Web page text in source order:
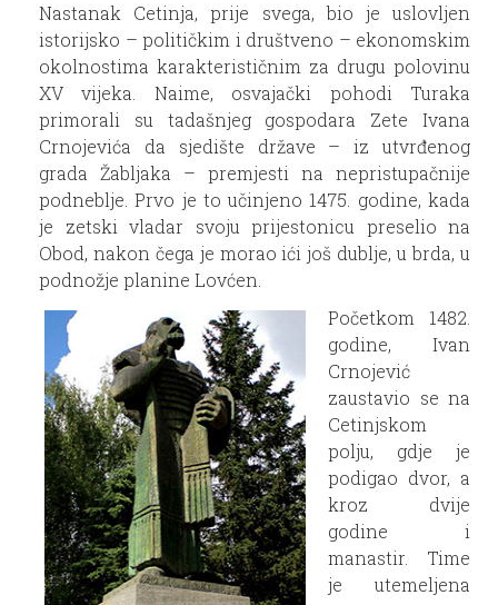
Nastanak Cetinja, prije svega, bio je uslovljen
istorijsko – političkim i društveno – ekonomskim
okolnostima karakterističnim za drugu polovinu
XV vijeka. Naime, osvajački pohodi Turaka
primorali su tadašnjeg gospodara Zete Ivana
Crnojevića da sjedište države – iz utvrđenog
grada Žabljaka – premjesti na nepristupačnije
podneblje. Prvo je to učinjeno 1475. godine, kada
je zetski vladar svoju prijestonicu preselio na
Obod, nakon čega je morao ići još dublje, u brda, u
podnožje planine Lovćen.
Početkom 1482.
godine, Ivan
Crnojević
zaustavio se na
Cetinjskom
polju, gdje je
podigao dvor, a
kroz dvije
godine i
manastir. Time
je utemeljena